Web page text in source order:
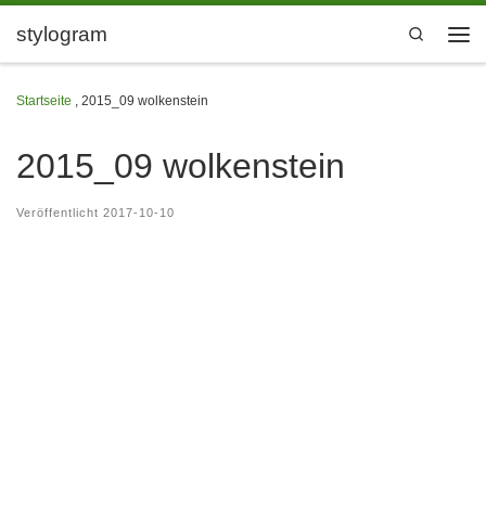
Zum Inhalt springen
stylogram
Search
Startseite , 2015_09 wolkenstein
2015_09 wolkenstein
Veröffentlicht 2017-10-10